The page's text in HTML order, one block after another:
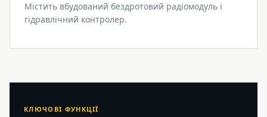
Містить вбудований бездротовий радіомодуль і
гідравлічний контролер.
КЛЮЧОВІ ФУНКЦІЇ